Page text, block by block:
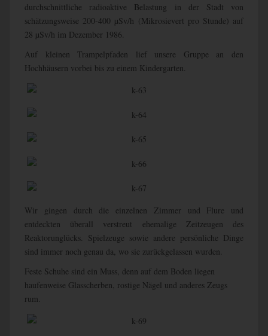
durchschnittliche radioaktive Belastung in der Stadt von
schätzungsweise 200-400 µSv/h (Mikrosievert pro Stunde) auf
28 µSv/h im Dezember 1986.
Auf kleinen Trampelpfaden lief unsere Gruppe an den
Hochhäusern vorbei bis zu einem Kindergarten.
Wir gingen durch die einzelnen Zimmer und Flure und
entdeckten überall verstreut ehemalige Zeitzeugen des
Reaktorunglücks. Spielzeuge sowie andere persönliche Dinge
sind immer noch genau da, wo sie zurückgelassen wurden.
Feste Schuhe sind ein Muss, denn auf dem Boden liegen
haufenweise Glasscherben, rostige Nägel und anderes Zeugs
rum.